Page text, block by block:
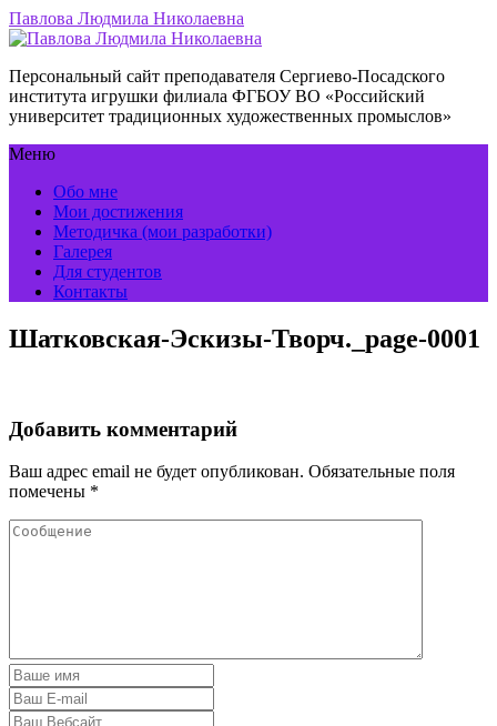
Павлова Людмила Николаевна
Персональный сайт преподавателя Сергиево-Посадского
института игрушки филиала ФГБОУ ВО «Российский
университет традиционных художественных промыслов»
Меню
Обо мне
Мои достижения
Методичка (мои разработки)
Галерея
Для студентов
Контакты
Шатковская-Эскизы-Творч._page-0001
Добавить комментарий
Ваш адрес email не будет опубликован. Обязательные поля
помечены *